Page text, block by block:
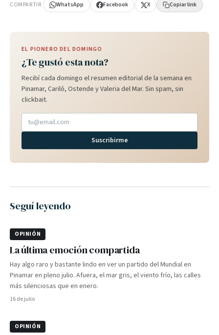
COMPARTIR WhatsApp Facebook X Copiar link
EL PIONERO DEL DOMINGO
¿Te gustó esta nota?
Recibí cada domingo el resumen editorial de la semana en
Pinamar, Cariló, Ostende y Valeria del Mar. Sin spam, sin
clickbait.
Suscribirme
Seguí leyendo
OPINIÓN
La última emoción compartida
Hay algo raro y bastante lindo en ver un partido del Mundial en
Pinamar en pleno julio. Afuera, el mar gris, el viento frío, las calles
más silenciosas que en enero.
16 de julio
OPINIÓN